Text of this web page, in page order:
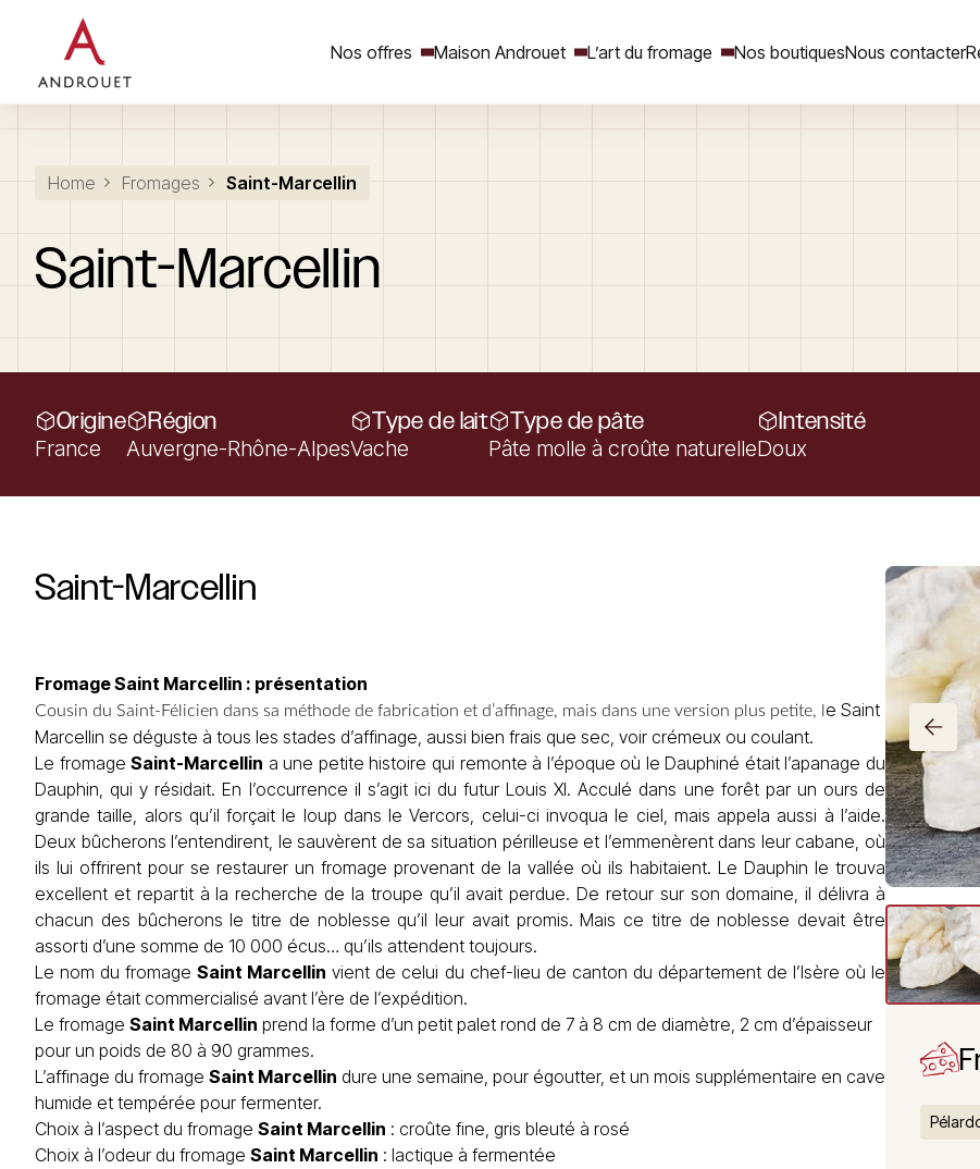
Nos offres Maison Androuet L’art du fromage Nos boutiquesNous contacter
Rechercher un mot clé
Home Fromages Saint-Marcellin
Saint-Marcellin
Origine
France
Région
Auvergne-Rhône-Alpes
Type de lait
Vache
Type de pâte
Pâte molle à croûte naturelle
Intensité
Doux
Saint-Marcellin
Fromage Saint Marcellin : présentation
Cousin du Saint-Félicien dans sa méthode de fabrication et d’affinage, mais dans une version plus petite, l e Saint
Marcellin se déguste à tous les stades d’affinage, aussi bien frais que sec, voir crémeux ou coulant.
Le fromageSaint-Marcellin a une petite histoire qui remonte à l’époque où le Dauphiné était l’apanage du
Dauphin, qui y résidait. En l’occurrence il s’agit ici du futur Louis XI. Acculé dans une forêt par un ours de
grande taille, alors qu’il forçait le loup dans le Vercors, celui-ci invoqua le ciel, mais appela aussi à l’aide.
Deux bûcherons l’entendirent, le sauvèrent de sa situation périlleuse et l’emmenèrent dans leur cabane, où
ils lui offrirent pour se restaurer un fromage provenant de la vallée où ils habitaient. Le Dauphin le trouva
excellent et repartit à la recherche de la troupe qu’il avait perdue. De retour sur son domaine, il délivra à
chacun des bûcherons le titre de noblesse qu’il leur avait promis. Mais ce titre de noblesse devait être
assorti d’une somme de 10 000 écus… qu’ils attendent toujours.
Le nom du fromageSaint Marcellin vient de celui du chef-lieu de canton du département de l’Isère où le
fromage était commercialisé avant l’ère de l’expédition.
Le fromage Saint Marcellin prend la forme d’un petit palet rond de 7 à 8 cm de diamètre, 2 cm d’épaisseur
pour un poids de 80 à 90 grammes.
L’affinage du fromage Saint Marcellin dure une semaine, pour égoutter, et un mois supplémentaire en cave
humide et tempérée pour fermenter.
Choix à l’aspect du fromage Saint Marcellin : croûte fine, gris bleuté à rosé
Choix à l’odeur du fromage Saint Marcellin : lactique à fermentée